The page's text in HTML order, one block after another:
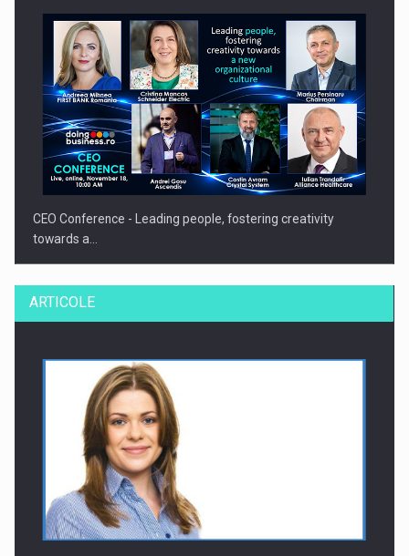
CEO Conference - Leading people, fostering creativity
towards a…
CEO Conference - Shaping The Future - Technology and…
ARTICOLE